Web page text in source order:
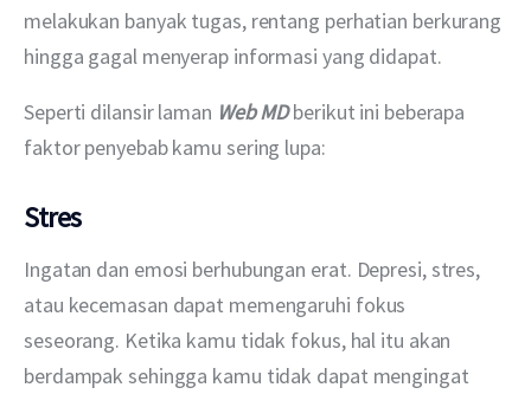
melakukan banyak tugas, rentang perhatian berkurang
hingga gagal menyerap informasi yang didapat.
Seperti dilansir laman Web MD berikut ini beberapa
faktor penyebab kamu sering lupa:
Stres
Ingatan dan emosi berhubungan erat. Depresi, stres,
atau kecemasan dapat memengaruhi fokus
seseorang. Ketika kamu tidak fokus, hal itu akan
berdampak sehingga kamu tidak dapat mengingat